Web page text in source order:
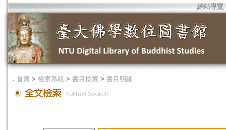
網站導覽
． 首頁 > 檢索系統 > 書目檢索 > 書目明細